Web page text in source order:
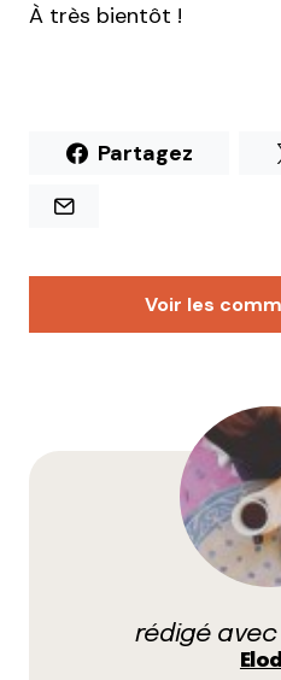
À très bientôt !
Partagez
Voir les
Comment faire pour avoir
Merci
La Pochette de l’été
attendre septembre et
rédigé